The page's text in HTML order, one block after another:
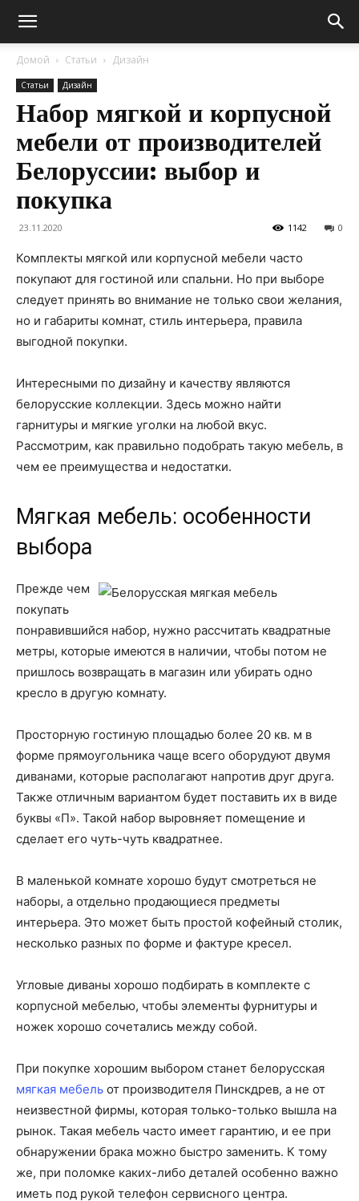
Домой Статьи Дизайн
Статьи Дизайн
Набор мягкой и корпусной
мебели от производителей
Белоруссии: выбор и
покупка
23.11.2020 0
1142
Комплекты мягкой или корпусной мебели часто
покупают для гостиной или спальни. Но при выборе
следует принять во внимание не только свои желания,
но и габариты комнат, стиль интерьера, правила
выгодной покупки.
Интересными по дизайну и качеству являются
белорусские коллекции. Здесь можно найти
гарнитуры и мягкие уголки на любой вкус.
Рассмотрим, как правильно подобрать такую мебель, в
чем ее преимущества и недостатки.
Мягкая мебель: особенности
выбора
Прежде чем
покупать
понравившийся набор, нужно рассчитать квадратные
метры, которые имеются в наличии, чтобы потом не
пришлось возвращать в магазин или убирать одно
кресло в другую комнату.
Просторную гостиную площадью более 20 кв. м в
форме прямоугольника чаще всего оборудуют двумя
диванами, которые располагают напротив друг друга.
Также отличным вариантом будет поставить их в виде
буквы «П». Такой набор выровняет помещение и
сделает его чуть-чуть квадратнее.
В маленькой комнате хорошо будут смотреться не
наборы, а отдельно продающиеся предметы
интерьера. Это может быть простой кофейный столик,
несколько разных по форме и фактуре кресел.
Угловые диваны хорошо подбирать в комплекте с
корпусной мебелью, чтобы элементы фурнитуры и
ножек хорошо сочетались между собой.
При покупке хорошим выбором станет белорусская
мягкая мебель от производителя Пинскдрев, а не от
неизвестной фирмы, которая только-только вышла на
рынок. Такая мебель часто имеет гарантию, и ее при
обнаружении брака можно быстро заменить. К тому
же, при поломке каких-либо деталей особенно важно
иметь под рукой телефон сервисного центра.